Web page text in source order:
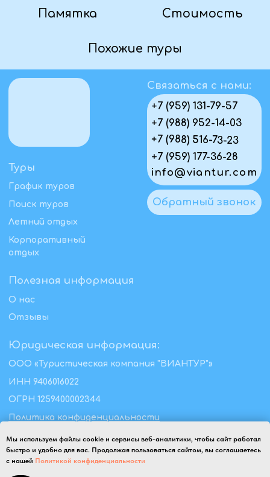
Мы используем файлы cookie и сервисы веб-аналитики, чтобы сайт работал
быстро и удобно для вас. Продолжая пользоваться сайтом, вы соглашаетесь
с нашей Политикой конфиденциальности